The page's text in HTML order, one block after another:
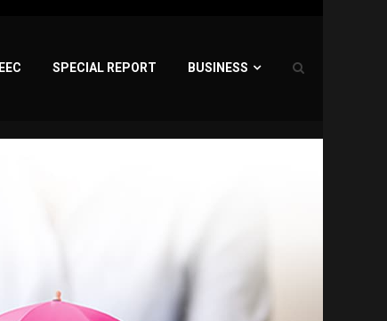
EEC SPECIAL REPORT BUSINESS